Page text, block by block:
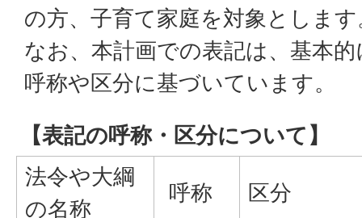
の方、子育て家庭を対象とします
なお、本計画での表記は、基本
呼称や区分に基づいています。
【表記の呼称・区分について】
法令や大綱
の名称
呼称 区分